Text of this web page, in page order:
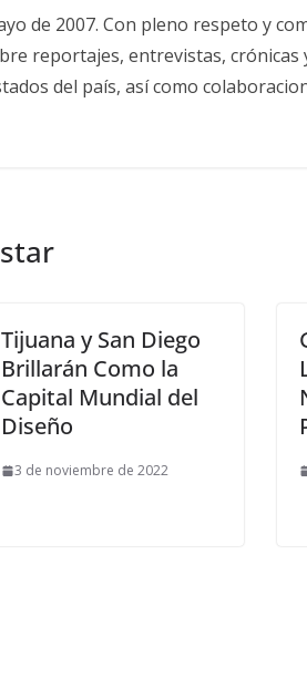
de 2007. Con pleno respeto y
reportajes, entrevistas, crónicas
del país, así como
Tijuana y San Diego
Brillarán Como la
Capital Mundial del
Diseño
3 de noviembre de 2022